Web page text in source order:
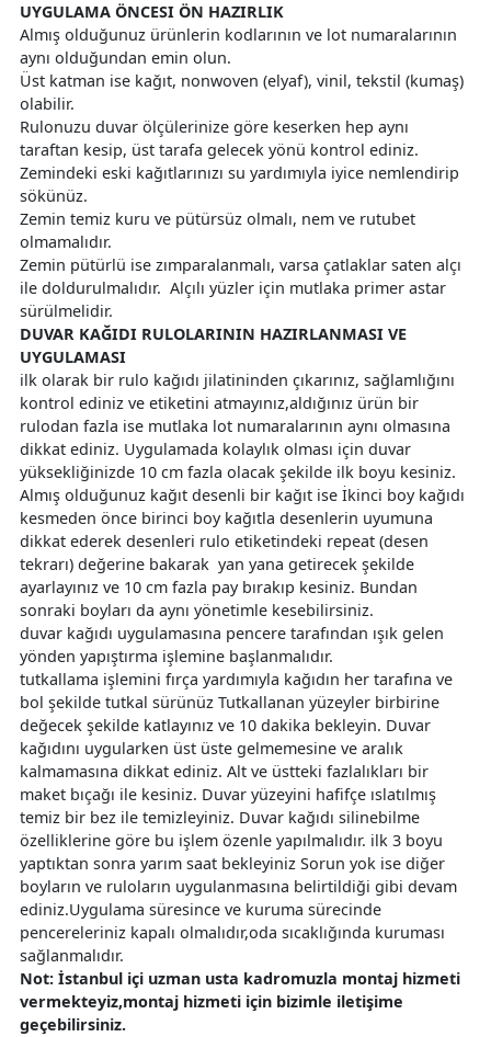
UYGULAMA ÖNCESI ÖN HAZIRLIK
Almış olduğunuz ürünlerin kodlarının ve lot numaralarının
aynı olduğundan emin olun.
Üst katman ise kağıt, nonwoven (elyaf), vinil, tekstil (kumaş)
olabilir.
Rulonuzu duvar ölçülerinize göre keserken hep aynı
taraftan kesip, üst tarafa gelecek yönü kontrol ediniz.
Zemindeki eski kağıtlarınızı su yardımıyla iyice nemlendirip
sökünüz.
Zemin temiz kuru ve pütürsüz olmalı, nem ve rutubet
olmamalıdır.
Zemin pütürlü ise zımparalanmalı, varsa çatlaklar saten alçı
ile doldurulmalıdır. Alçılı yüzler için mutlaka primer astar
sürülmelidir.
DUVAR KAĞIDI RULOLARININ HAZIRLANMASI VE
UYGULAMASI
ilk olarak bir rulo kağıdı jilatininden çıkarınız, sağlamlığını
kontrol ediniz ve etiketini atmayınız,aldığınız ürün bir
rulodan fazla ise mutlaka lot numaralarının aynı olmasına
dikkat ediniz. Uygulamada kolaylık olması için duvar
yüksekliğinizde 10 cm fazla olacak şekilde ilk boyu kesiniz.
Almış olduğunuz kağıt desenli bir kağıt ise İkinci boy kağıdı
kesmeden önce birinci boy kağıtla desenlerin uyumuna
dikkat ederek desenleri rulo etiketindeki repeat (desen
tekrarı) değerine bakarak yan yana getirecek şekilde
ayarlayınız ve 10 cm fazla pay bırakıp kesiniz. Bundan
sonraki boyları da aynı yönetimle kesebilirsiniz.
duvar kağıdı uygulamasına pencere tarafından ışık gelen
yönden yapıştırma işlemine başlanmalıdır.
tutkallama işlemini fırça yardımıyla kağıdın her tarafına ve
bol şekilde tutkal sürünüz Tutkallanan yüzeyler birbirine
değecek şekilde katlayınız ve 10 dakika bekleyin. Duvar
kağıdını uygularken üst üste gelmemesine ve aralık
kalmamasına dikkat ediniz. Alt ve üstteki fazlalıkları bir
maket bıçağı ile kesiniz. Duvar yüzeyini hafifçe ıslatılmış
temiz bir bez ile temizleyiniz. Duvar kağıdı silinebilme
özelliklerine göre bu işlem özenle yapılmalıdır. ilk 3 boyu
yaptıktan sonra yarım saat bekleyiniz Sorun yok ise diğer
boyların ve ruloların uygulanmasına belirtildiği gibi devam
ediniz.Uygulama süresince ve kuruma sürecinde
pencereleriniz kapalı olmalıdır,oda sıcaklığında kuruması
sağlanmalıdır.
Not: İstanbul içi uzman usta kadromuzla montaj hizmeti
vermekteyiz,montaj hizmeti için bizimle iletişime
geçebilirsiniz.